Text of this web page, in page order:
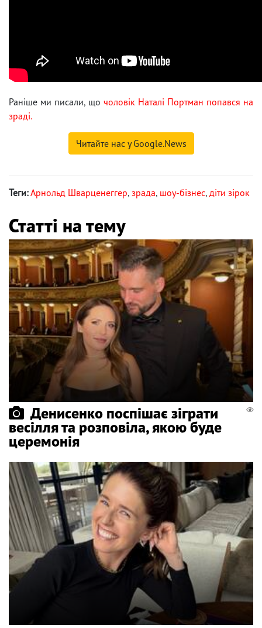
Раніше ми писали, що чоловік Наталі Портман попався на
зраді.
Читайте нас у Google.News
Теги:Арнольд Шварценеггер, зрада, шоу-бізнес, діти зірок
Статті на тему
Денисенко поспішає зіграти
весілля та розповіла, якою буде
церемонія